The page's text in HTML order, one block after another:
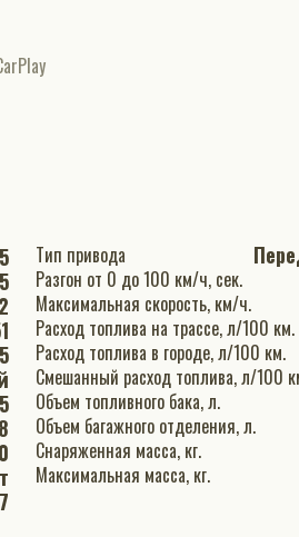
7
Тип привода
Разгон от 0 до 100 км/ч, сек.
Максимальная скорость, км/ч.
Расход топлива на трассе, л/100 км.
Расход топлива в городе, л/100 км.
Смешанный расход топлива, л/100
Объем топливного бака, л.
Объем багажного отделения, л.
Снаряженная масса, кг.
Максимальная масса, кг.